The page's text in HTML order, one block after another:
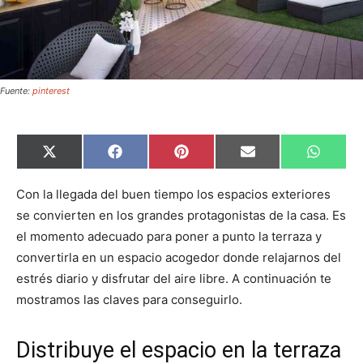
Fuente: pinterest
C
o
p
r
i
r
e
n
X
(
w
t
t
e
r
)
C
o
p
r
i
r
e
n
F
a
e
o
o
k
C
o
p
r
i
r
e
n
P
i
t
r
e
s
t
C
o
p
r
i
r
e
n
E
m
i
C
o
p
r
i
r
e
n
W
h
t
A
p
p
Con la llegada del buen tiempo los espacios exteriores
se convierten en los grandes protagonistas de la casa. Es
el momento adecuado para poner a punto la terraza y
convertirla en un espacio acogedor donde relajarnos del
estrés diario y disfrutar del aire libre. A continuación te
mostramos las claves para conseguirlo.
Distribuye el espacio en la terraza